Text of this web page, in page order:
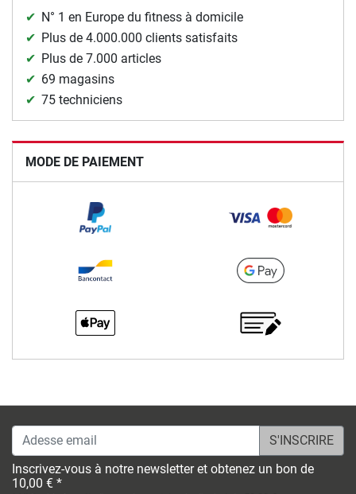
N° 1 en Europe du fitness à domicile
Plus de 4.000.000 clients satisfaits
Plus de 7.000 articles
69 magasins
75 techniciens
MODE DE PAIEMENT
Adesse email
Inscrivez-vous à notre newsletter et obtenez un bon de
10,00 € *